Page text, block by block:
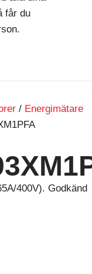
får du
/ Energimätare
400V). Godkänd